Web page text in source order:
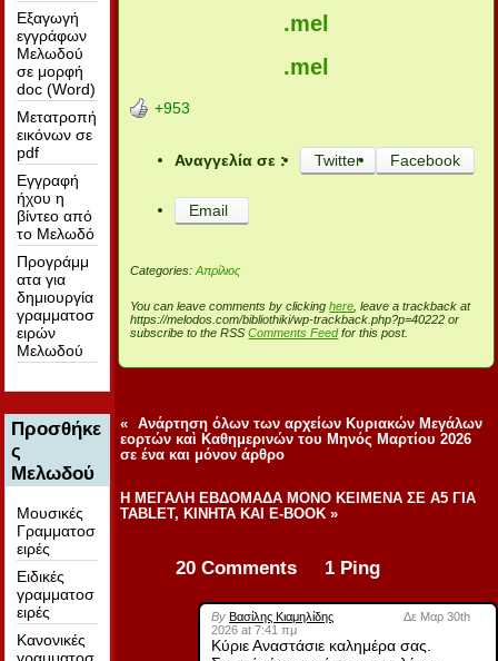
Εξαγωγή
εγγράφων
Μελωδού
σε μορφή
doc (Word)
Μετατροπή
εικόνων σε
pdf
Εγγραφή
ήχου η
βίντεο από
το Μελωδό
Προγράμμ
ατα για
δημιουργία
γραμματοσ
ειρών
Μελωδού
Προσθήκε
ς
Μελωδού
Μουσικές
Γραμματοσ
ειρές
Ειδικές
γραμματοσ
ειρές
Κανονικές
.mel
.mel
+953
Αναγγελία σε : Twitter Facebook
Email
Categories:Απρίλιος
You can leave comments by clickinghere , leave a trackback at
https://melodos.com/bibliothiki/wp-trackback.php?p=40222 or
subscribe to the RSSComments Feedfor this post.
«
Ανάρτηση όλων των αρχείων Κυριακών Μεγάλων
εορτών καὶ Καθημερινών του Μηνός Μαρτίου 2026
σε ένα και μόνον άρθρο
Η ΜΕΓΑΛΗ ΕΒΔΟΜΑΔΑ ΜΟΝΟ ΚΕΙΜΕΝΑ ΣΕ Α5 ΓΙΑ
TABLET, ΚΙΝΗΤΑ ΚΑΙ E-BOOK »
20 Comments 1 Ping
By Βασίλης Κιαμηλίδης
Δε Μαρ 30th
2026 at 7:41 πμ
Κύριε Αναστάσιε καλημέρα σας.